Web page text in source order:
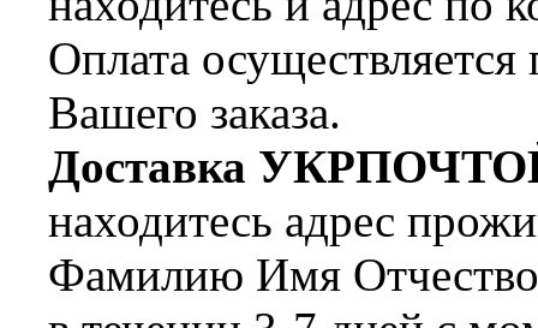
Оплата
Вашего заказа.
Доставка
находитесь адрес
Фамилию Имя Отчество